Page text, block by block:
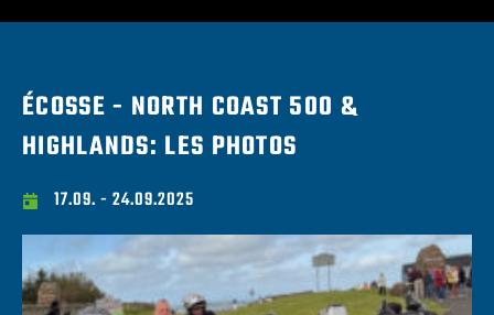
ÉCOSSE - NORTH COAST 500 &
HIGHLANDS: LES PHOTOS
17.09. - 24.09.2025